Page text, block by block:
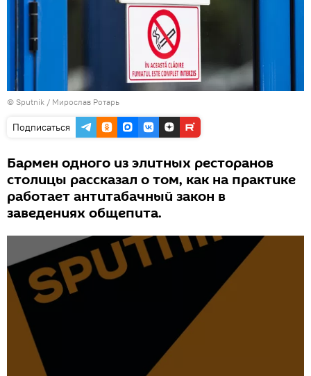
© Sputnik / Мирослав Ротарь
Подписаться
Бармен одного из элитных ресторанов
столицы рассказал о том, как на практике
работает антитабачный закон в
заведениях общепита.